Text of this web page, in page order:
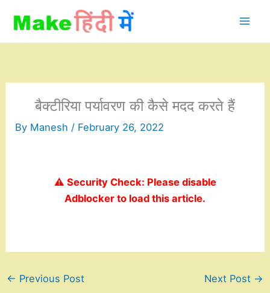
content
बैक्टीरिया पर्यावरण की कैसे मदद करते हैं
By Manesh / February 26, 2022
⚠️ Security Check: Please disable
Adblocker to load this article.
← Previous Post Next Post →